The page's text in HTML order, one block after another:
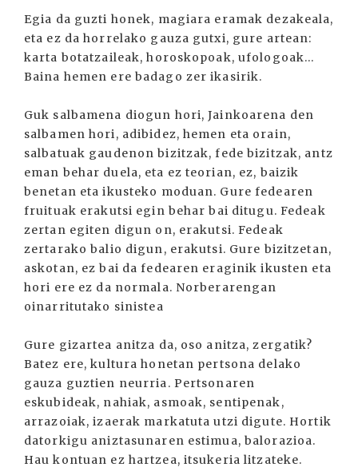
Egia da guzti honek, magiara eramak dezakeala,
eta ez da horrelako gauza gutxi, gure artean:
karta botatzaileak, horoskopoak, ufologoak...
Baina hemen ere badago zer ikasirik.
Guk salbamena diogun hori, Jainkoarena den
salbamen hori, adibidez, hemen eta orain,
salbatuak gaudenon bizitzak, fede bizitzak, antz
eman behar duela, eta ez teorian, ez, baizik
benetan eta ikusteko moduan. Gure fedearen
fruituak erakutsi egin behar bai ditugu. Fedeak
zertan egiten digun on, erakutsi. Fedeak
zertarako balio digun, erakutsi. Gure bizitzetan,
askotan, ez bai da fedearen eraginik ikusten eta
hori ere ez da normala. Norberarengan
oinarritutako sinistea
Gure gizartea anitza da, oso anitza, zergatik?
Batez ere, kultura honetan pertsona delako
gauza guztien neurria. Pertsonaren
eskubideak, nahiak, asmoak, sentipenak,
arrazoiak, izaerak markatuta utzi digute. Hortik
datorkigu aniztasunaren estimua, balorazioa.
Hau kontuan ez hartzea, itsukeria litzateke.